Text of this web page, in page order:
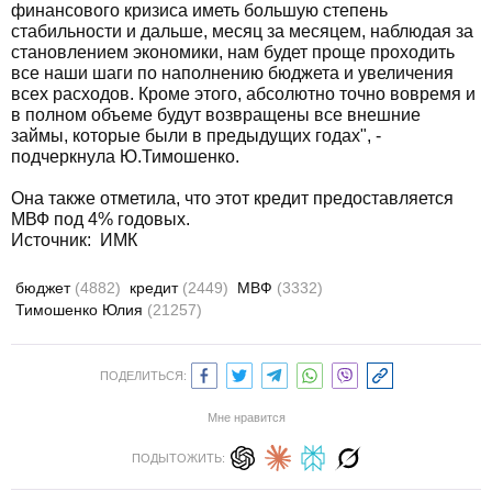
финансового кризиса иметь большую степень
стабильности и дальше, месяц за месяцем, наблюдая за
становлением экономики, нам будет проще проходить
все наши шаги по наполнению бюджета и увеличения
всех расходов. Кроме этого, абсолютно точно вовремя и
в полном объеме будут возвращены все внешние
займы, которые были в предыдущих годах", -
подчеркнула Ю.Тимошенко.
Она также отметила, что этот кредит предоставляется
МВФ под 4% годовых.
Источник: ИМК
бюджет (4882) кредит (2449) МВФ (3332)
Тимошенко Юлия (21257)
ПОДЕЛИТЬСЯ:
Мне нравится
ПОДЫТОЖИТЬ: